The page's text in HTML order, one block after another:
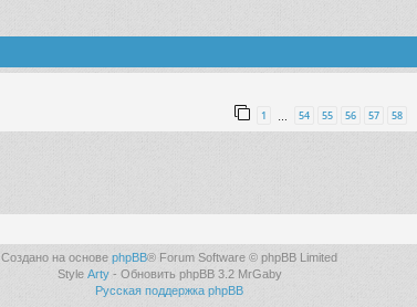
1 54 55 56 57 58
Создано на основе phpBB® Forum Software © phpBB Limited
Style Arty- Обновить phpBB 3.2 MrGaby
Русская поддержка phpBB